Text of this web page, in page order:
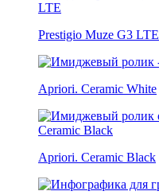
Prestigio Muze G3 LTE
Apriori. Ceramic White
Apriori. Ceramic Black